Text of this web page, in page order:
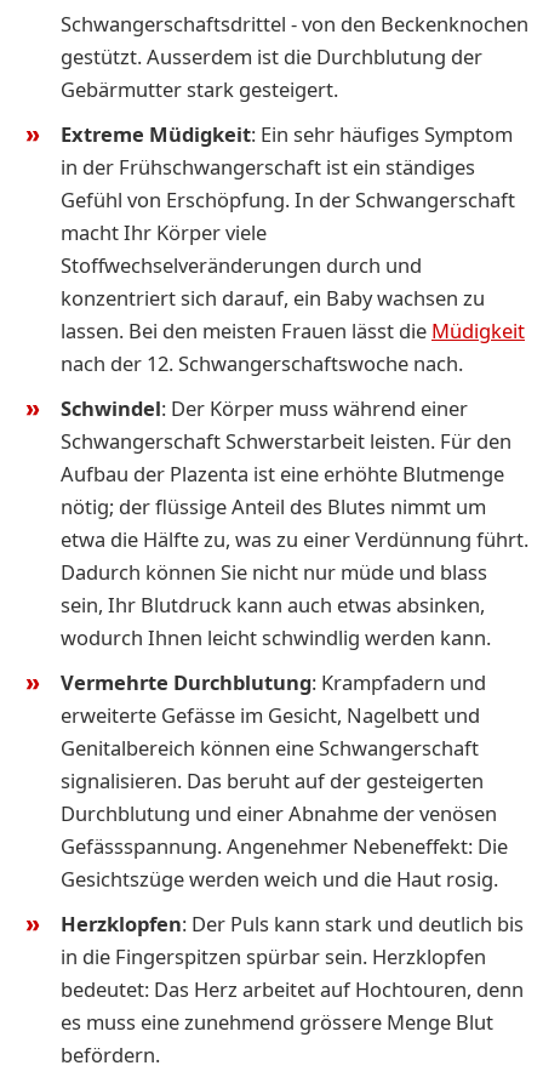
Schwangerschaftsdrittel - von den Beckenknochen
gestützt. Ausserdem ist die Durchblutung der
Gebärmutter stark gesteigert.
Extreme Müdigkeit: Ein sehr häufiges Symptom
in der Frühschwangerschaft ist ein ständiges
Gefühl von Erschöpfung. In der Schwangerschaft
macht Ihr Körper viele
Stoffwechselveränderungen durch und
konzentriert sich darauf, ein Baby wachsen zu
lassen. Bei den meisten Frauen lässt die Müdigkeit
nach der 12. Schwangerschaftswoche nach.
Schwindel: Der Körper muss während einer
Schwangerschaft Schwerstarbeit leisten. Für den
Aufbau der Plazenta ist eine erhöhte Blutmenge
nötig; der flüssige Anteil des Blutes nimmt um
etwa die Hälfte zu, was zu einer Verdünnung führt.
Dadurch können Sie nicht nur müde und blass
sein, Ihr Blutdruck kann auch etwas absinken,
wodurch Ihnen leicht schwindlig werden kann.
Vermehrte Durchblutung: Krampfadern und
erweiterte Gefässe im Gesicht, Nagelbett und
Genitalbereich können eine Schwangerschaft
signalisieren. Das beruht auf der gesteigerten
Durchblutung und einer Abnahme der venösen
Gefässspannung. Angenehmer Nebeneffekt: Die
Gesichtszüge werden weich und die Haut rosig.
Herzklopfen: Der Puls kann stark und deutlich bis
in die Fingerspitzen spürbar sein. Herzklopfen
bedeutet: Das Herz arbeitet auf Hochtouren, denn
es muss eine zunehmend grössere Menge Blut
befördern.